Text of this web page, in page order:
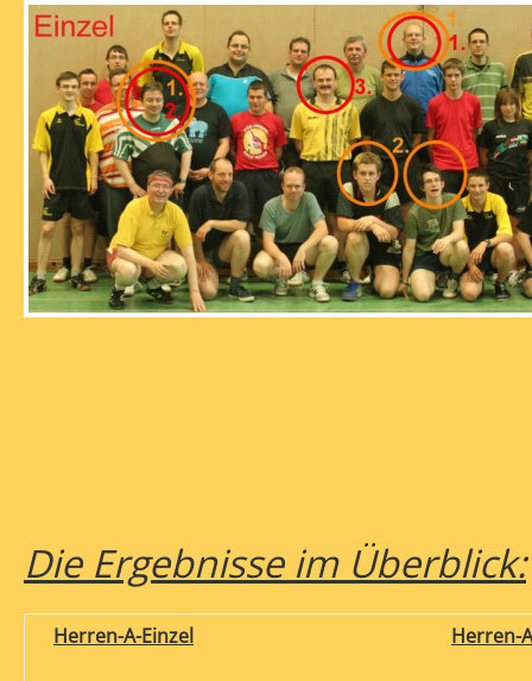
Die Ergebnisse im Überblick:
Herren-A-Einzel Herren-